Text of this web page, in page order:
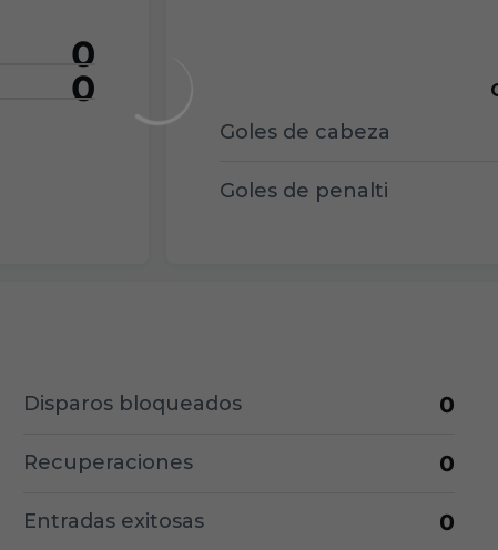
Goles de cabeza
Goles de penalti
0
0
Disparos bloqueados 0
Recuperaciones 0
Entradas exitosas 0